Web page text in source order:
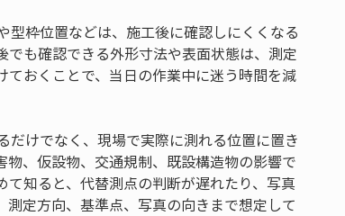
枠位置などは、施工後に確認しにくくなる
も確認できる外形寸法や表面状態は、測定
おくことで、当日の作業中に迷う時間を減
けでなく、現場で実際に測れる位置に置き
、仮設物、交通規制、既設構造物の影響で
知ると、代替測点の判断が遅れたり、写真
定方向、基準点、写真の向きまで想定して